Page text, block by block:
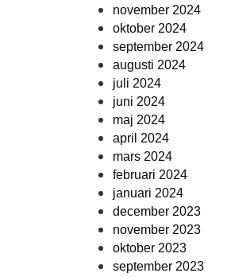
november 2024
oktober 2024
september 2024
augusti 2024
juli 2024
juni 2024
maj 2024
april 2024
mars 2024
februari 2024
januari 2024
december 2023
november 2023
oktober 2023
september 2023